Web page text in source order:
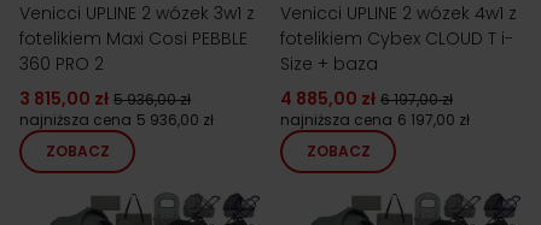
Venicci UPLINE 2 wózek 3w1 z
fotelikiem Maxi Cosi PEBBLE
360 PRO 2
3 815,00 zł 5 936,00 zł
najniższa cena 5 936,00 zł
ZOBACZ
Venicci UPLINE 2 wózek 4w1 z
fotelikiem Cybex CLOUD T i-
Size + baza
4 885,00 zł 6 197,00 zł
najniższa cena 6 197,00 zł
ZOBACZ